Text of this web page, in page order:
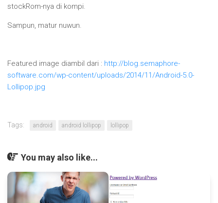
stockRom-nya di kompi.
Sampun, matur nuwun.
Featured image diambil dari : http://blog.semaphore-
software.com/wp-content/uploads/2014/11/Android-5.0-
Lollipop.jpg
Tags: android android lollipop lollipop
You may also like...